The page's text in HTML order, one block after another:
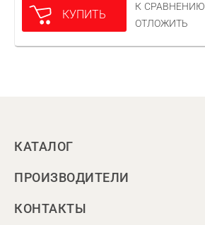
КУПИТЬ
К СРАВНЕНИЮ
ОТЛОЖИТЬ
КАТАЛОГ
ПРОИЗВОДИТЕЛИ
КОНТАКТЫ